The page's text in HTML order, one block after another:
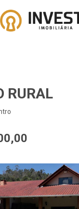
RURAL